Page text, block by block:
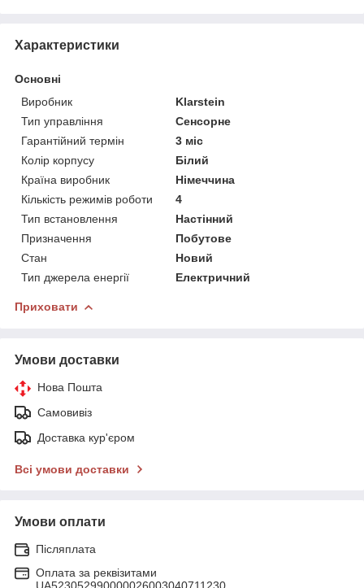
Характеристики
Основні
Виробник
Klarstein
Тип управління
Сенсорне
Гарантійний термін
3 міс
Колір корпусу
Білий
Країна виробник
Німеччина
Кількість режимів роботи
4
Тип встановлення
Настінний
Призначення
Побутове
Стан
Новий
Тип джерела енергії
Електричний
Приховати
Умови доставки
Нова Пошта
Самовивіз
Доставка кур'єром
Всі умови доставки
Умови оплати
Післяплата
Оплата за реквізитами
UA523052990000026003040711230